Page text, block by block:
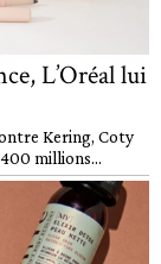
L’Oréal lui
Kering, Coty
millions...